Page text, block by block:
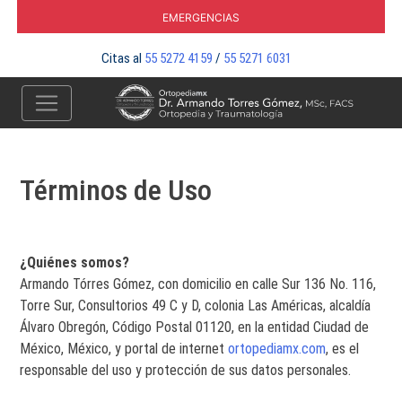
Emergencias
Citas al 55 5272 4159 / 55 5271 6031
Términos de Uso
¿Quiénes somos?
Armando Tórres Gómez, con domicilio en calle Sur 136 No. 116,
Torre Sur, Consultorios 49 C y D, colonia Las Américas, alcaldía
Álvaro Obregón, Código Postal 01120, en la entidad Ciudad de
México, México, y portal de internetortopediamx.com, es el
responsable del uso y protección de sus datos personales.